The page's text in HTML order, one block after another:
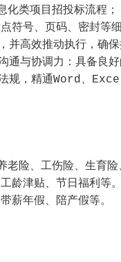
类项目招投标流程；
符号、页码、密封等
并高效推动执行，确
通与协调力：具备良
规，精通Word、
险、工伤险、生育
龄津贴、节日福利等
薪年假、陪产假等。